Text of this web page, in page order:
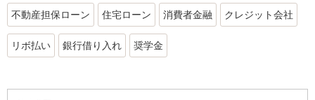
不動産担保ローン 住宅ローン 消費者金融 クレジット会社
リボ払い 銀行借り入れ 奨学金